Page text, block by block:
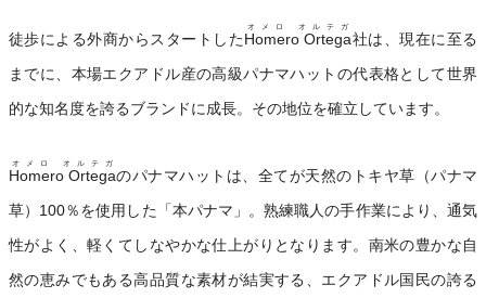
徒歩による外商からスタートしたHomero Ortega
オメロ オルテガ
社は、現在に至る
までに、本場エクアドル産の高級パナマハットの代表格として世界
的な知名度を誇るブランドに成長。その地位を確立しています。
Homero Ortega
オメロ オルテガ
のパナマハットは、全てが天然のトキヤ草（パナマ
草）100％を使用した「本パナマ」。熟練職人の手作業により、通気
性がよく、軽くてしなやかな仕上がりとなります。南米の豊かな自
然の恵みでもある高品質な素材が結実する、エクアドル国民の誇る